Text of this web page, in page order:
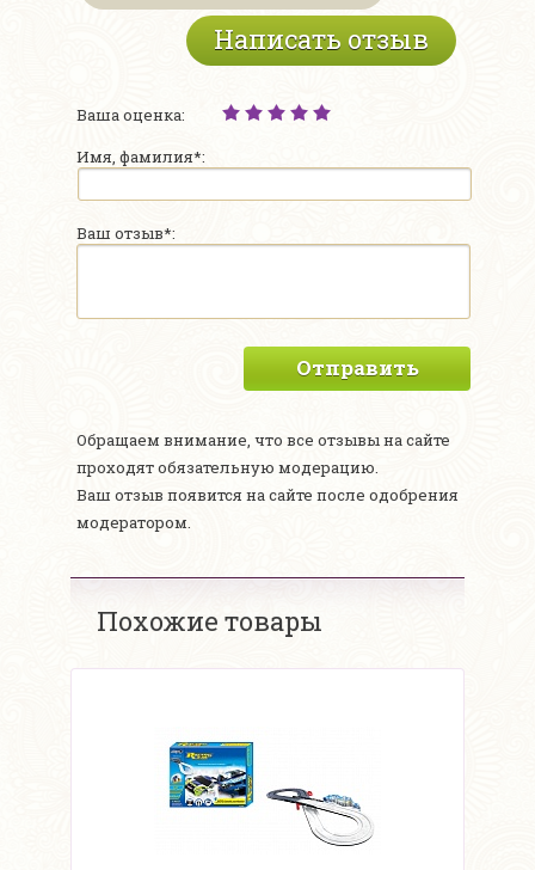
Написать отзыв
Ваша оценка:
Имя, фамилия*:
Ваш отзыв*:
Отправить
Обращаем внимание, что все отзывы на сайте
проходят обязательную модерацию.
Ваш отзыв появится на сайте после одобрения
модератором.
Похожие товары